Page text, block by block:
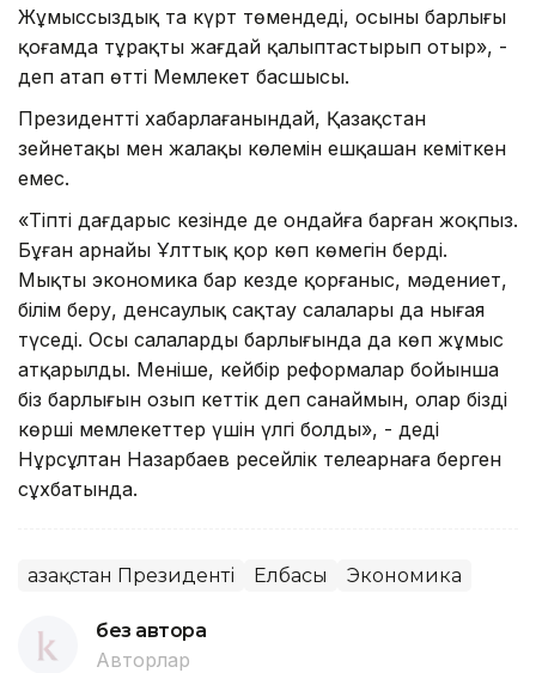
Жұмыссыздық та күрт төмендеді, осының барлығы
қоғамда тұрақты жағдай қалыптастырып отыр», -
деп атап өтті Мемлекет басшысы.
Президенттің хабарлағанындай, Қазақстан
зейнетақы мен жалақы көлемін ешқашан кеміткен
емес.
«Тіпті дағдарыс кезінде де ондайға барған жоқпыз.
Бұған арнайы Ұлттық қор көп көмегін берді.
Мықты экономика бар кезде қорғаныс, мәдениет,
білім беру, денсаулық сақтау салалары да нығая
түседі. Осы салалардың барлығында да көп жұмыс
атқарылды. Меніңше, кейбір реформалар бойынша
біз барлығын озып кеттік деп санаймын, олар біздің
көрші мемлекеттер үшін үлгі болды», - деді
Нұрсұлтан Назарбаев ресейлік телеарнаға берген
сұхбатында.
Қазақстан Президенті Елбасы Экономика
без автора
Авторлар